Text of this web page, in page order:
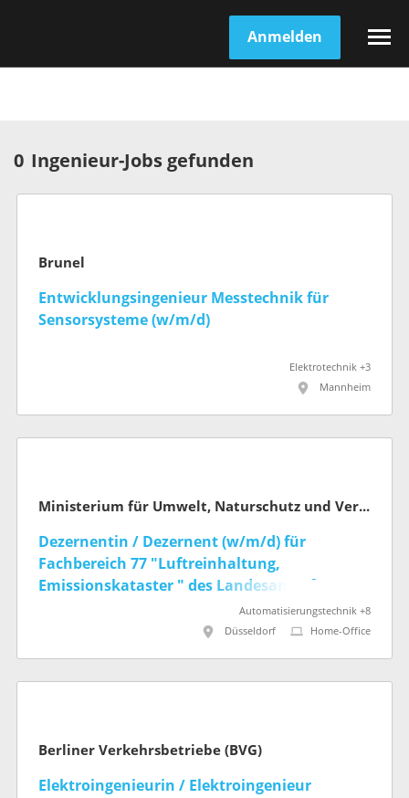
Anmelden
0 Ingenieur-Jobs gefunden
Brunel
Entwicklungsingenieur Messtechnik für
Sensorsysteme (w/m/d)
Elektrotechnik +3
Mannheim
Ministerium für Umwelt, Naturschutz und Verkehr des Landes Nordrhein-Westfalen
Dezernentin / Dezernent (w/m/d) für
Fachbereich 77 "Luftreinhaltung,
Emissionskataster " des Landesamts für
Natur, Umwelt und Klima NRWAutomatisierungstechnik +8
Düsseldorf
Home-Office
Berliner Verkehrsbetriebe (BVG)
Elektroingenieurin / Elektroingenieur